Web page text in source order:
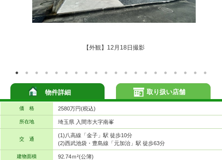
【外観】12月18日撮影
物件詳細
価 格 2580万円(税込)
所在地 埼玉県 入間市大字南峯
交 通
(1)八高線「金子」駅 徒歩10分
(2)西武池袋・豊島線「元加治」駅 徒歩63分
建物面積 92.74ｍ²(公簿)
取り扱い店舗